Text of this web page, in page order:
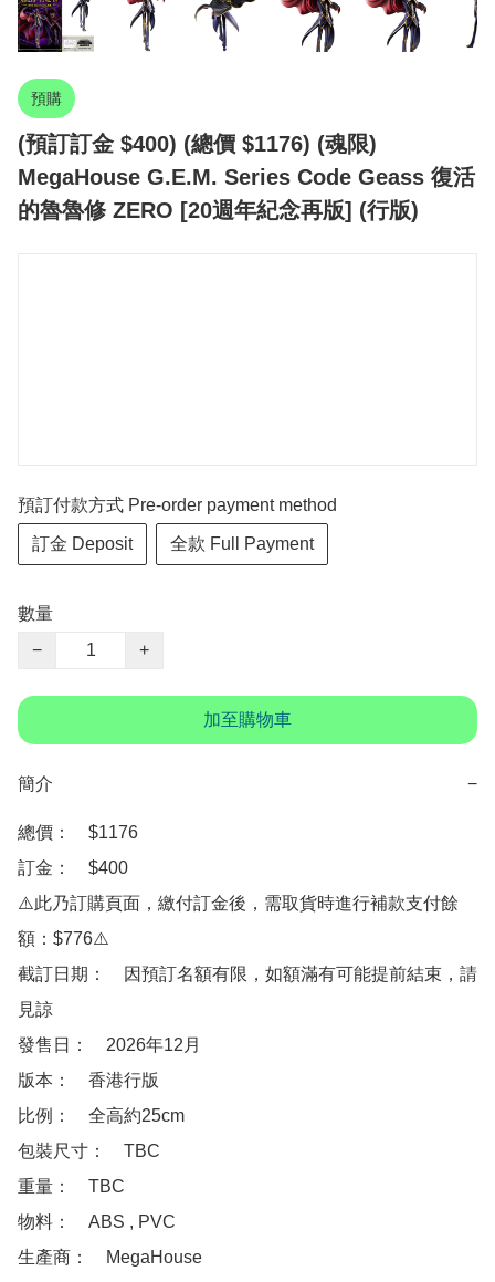
預購
(預訂訂金 $400) (總價 $1176) (魂限)
MegaHouse G.E.M. Series Code Geass 復活
的魯魯修 ZERO [20週年紀念再版] (行版)
預訂付款方式 Pre-order payment method
訂金 Deposit 全款 Full Payment
數量
−
+
加至購物車
簡介 −
總價：　$1176
訂金：　$400
⚠️此乃訂購頁面，繳付訂金後，需取貨時進行補款支付餘
額：$776⚠️
截訂日期：　因預訂名額有限，如額滿有可能提前結束，請
見諒
發售日：　2026年12月
版本：　香港行版
比例：　全高約25cm
包裝尺寸：　TBC
重量：　TBC
物料：　ABS , PVC
生產商：　MegaHouse